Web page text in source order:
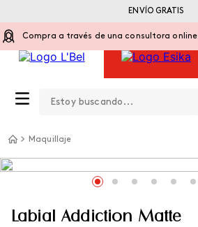
Compra a través de una consultora online
ENVÍO GRATIS
Maquillaje
Labial Addiction Matte